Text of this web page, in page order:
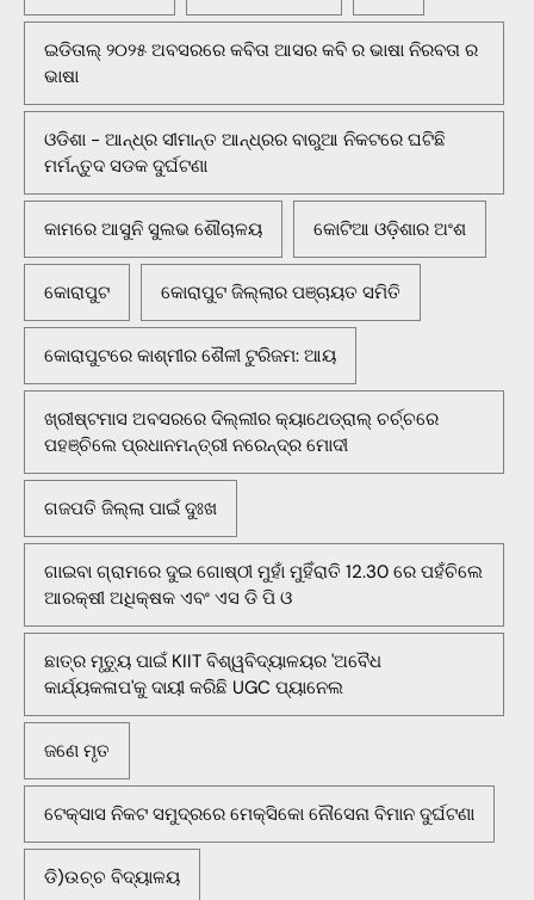
ଇଡିତାଲ୍ ୨୦୨୫ ଅବସରରେ କବିତା ଆସର କବି ର ଭାଷା ନିରବତା ର
ଭାଷା
ଓଡିଶା - ଆନ୍ଧ୍ର ସୀମାନ୍ତ ଆନ୍ଧ୍ରର ବାରୁଆ ନିକଟରେ ଘଟିଛି
ମର୍ମନ୍ତୁଦ ସଡକ ଦୁର୍ଘଟଣା
କାମରେ ଆସୁନି ସୁଲଭ ଶୌଚାଳୟ କୋଟିଆ ଓଡ଼ିଶାର ଅଂଶ
କୋରାପୁଟ କୋରାପୁଟ ଜିଲ୍ଲାର ପଞ୍ଚାୟତ ସମିତି
କୋରାପୁଟରେ କାଶ୍ମୀର ଶୈଳୀ ଟୁରିଜମ: ଆୟ
ଖ୍ରୀଷ୍ଟମାସ ଅବସରରେ ଦିଲ୍ଲୀର କ୍ୟାଥେଡ୍ରାଲ୍ ଚର୍ଚ୍ଚରେ
ପହଞ୍ଚିଲେ ପ୍ରଧାନମନ୍ତ୍ରୀ ନରେନ୍ଦ୍ର ମୋଦୀ
ଗଜପତି ଜିଲ୍ଲା ପାଇଁ ଦୁଃଖ
ଗାଇବା ଗ୍ରାମରେ ଦୁଇ ଗୋଷ୍ଠୀ ମୁହାଁ ମୁହିଁରାତି 12.30 ରେ ପହଁଚିଲେ
ଆରକ୍ଷୀ ଅଧିକ୍ଷକ ଏବଂ ଏସ ଡି ପି ଓ
ଛାତ୍ର ମୃତ୍ୟୁ ପାଇଁ KIIT ବିଶ୍ୱବିଦ୍ୟାଳୟର 'ଅବୈଧ
କାର୍ଯ୍ୟକଳାପ'କୁ ଦାୟୀ କରିଛି UGC ପ୍ୟାନେଲ
ଜଣେ ମୃତ
ଟେକ୍ସାସ ନିକଟ ସମୁଦ୍ରରେ ମେକ୍ସିକୋ ନୌସେନା ବିମାନ ଦୁର୍ଘଟଣା
ଡି)ଉଚ୍ଚ ବିଦ୍ୟାଳୟ